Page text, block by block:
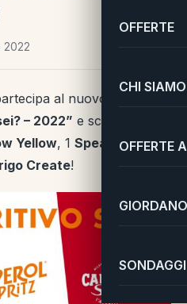
OFFERTE
CHI SIAMO
OFFERTE
2022
al nuovo concorso
– 2022” e scopri subito
Yellow, 1 Speaker JBL
Create!